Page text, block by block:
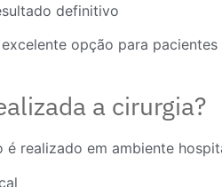
definitivo
excelente opção para
a cirurgia?
é realizado em ambiente